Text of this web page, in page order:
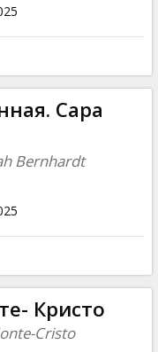
Сара
Bernhardt
Кристо
Cristo